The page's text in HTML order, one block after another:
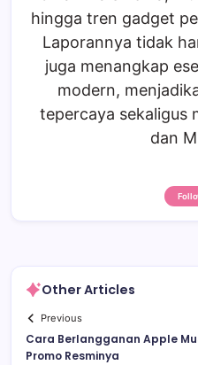
hingga tren gadget
Laporannya tidak
juga menangkap
modern,
tepercaya sekaligus
dan
Other Articles
Previous
Cara Berlangganan Apple
Promo Resminya